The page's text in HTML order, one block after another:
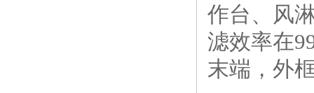
作台、风
滤效率在
末端，外